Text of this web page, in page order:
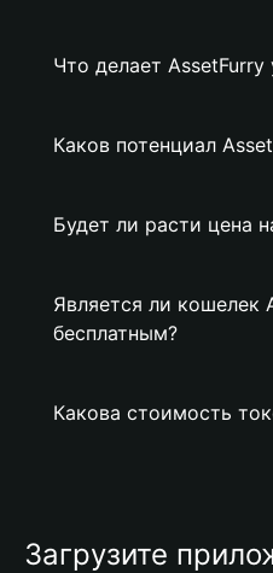
Что делает
Каков потенциал
Будет ли расти цена
Является ли кошелек
бесплатным?
Какова стоимость
Загрузите